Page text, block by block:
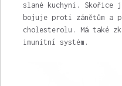
slané kuchyni. Skořice
bojuje proti zánětům a
cholesterolu. Má také
imunitní systém.